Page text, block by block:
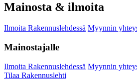
Mainosta & ilmoita
Ilmoita Rakennuslehdessä Myynnin
Mainostajalle
Ilmoita Rakennuslehdessä Myynnin
Tilaa Rakennuslehti